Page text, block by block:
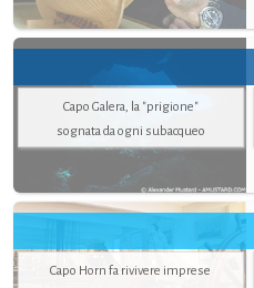
Capo Galera, la "prigione"
sognata da ogni subacqueo
Capo Horn fa rivivere imprese